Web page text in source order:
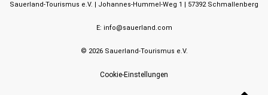
Sauerland-Tourismus e.V. Johannes-Hummel-Weg 1 57392 Schmallenberg
E: info@sauerland.com
© 2026 Sauerland-Tourismus e.V.
Cookie-Einstellungen